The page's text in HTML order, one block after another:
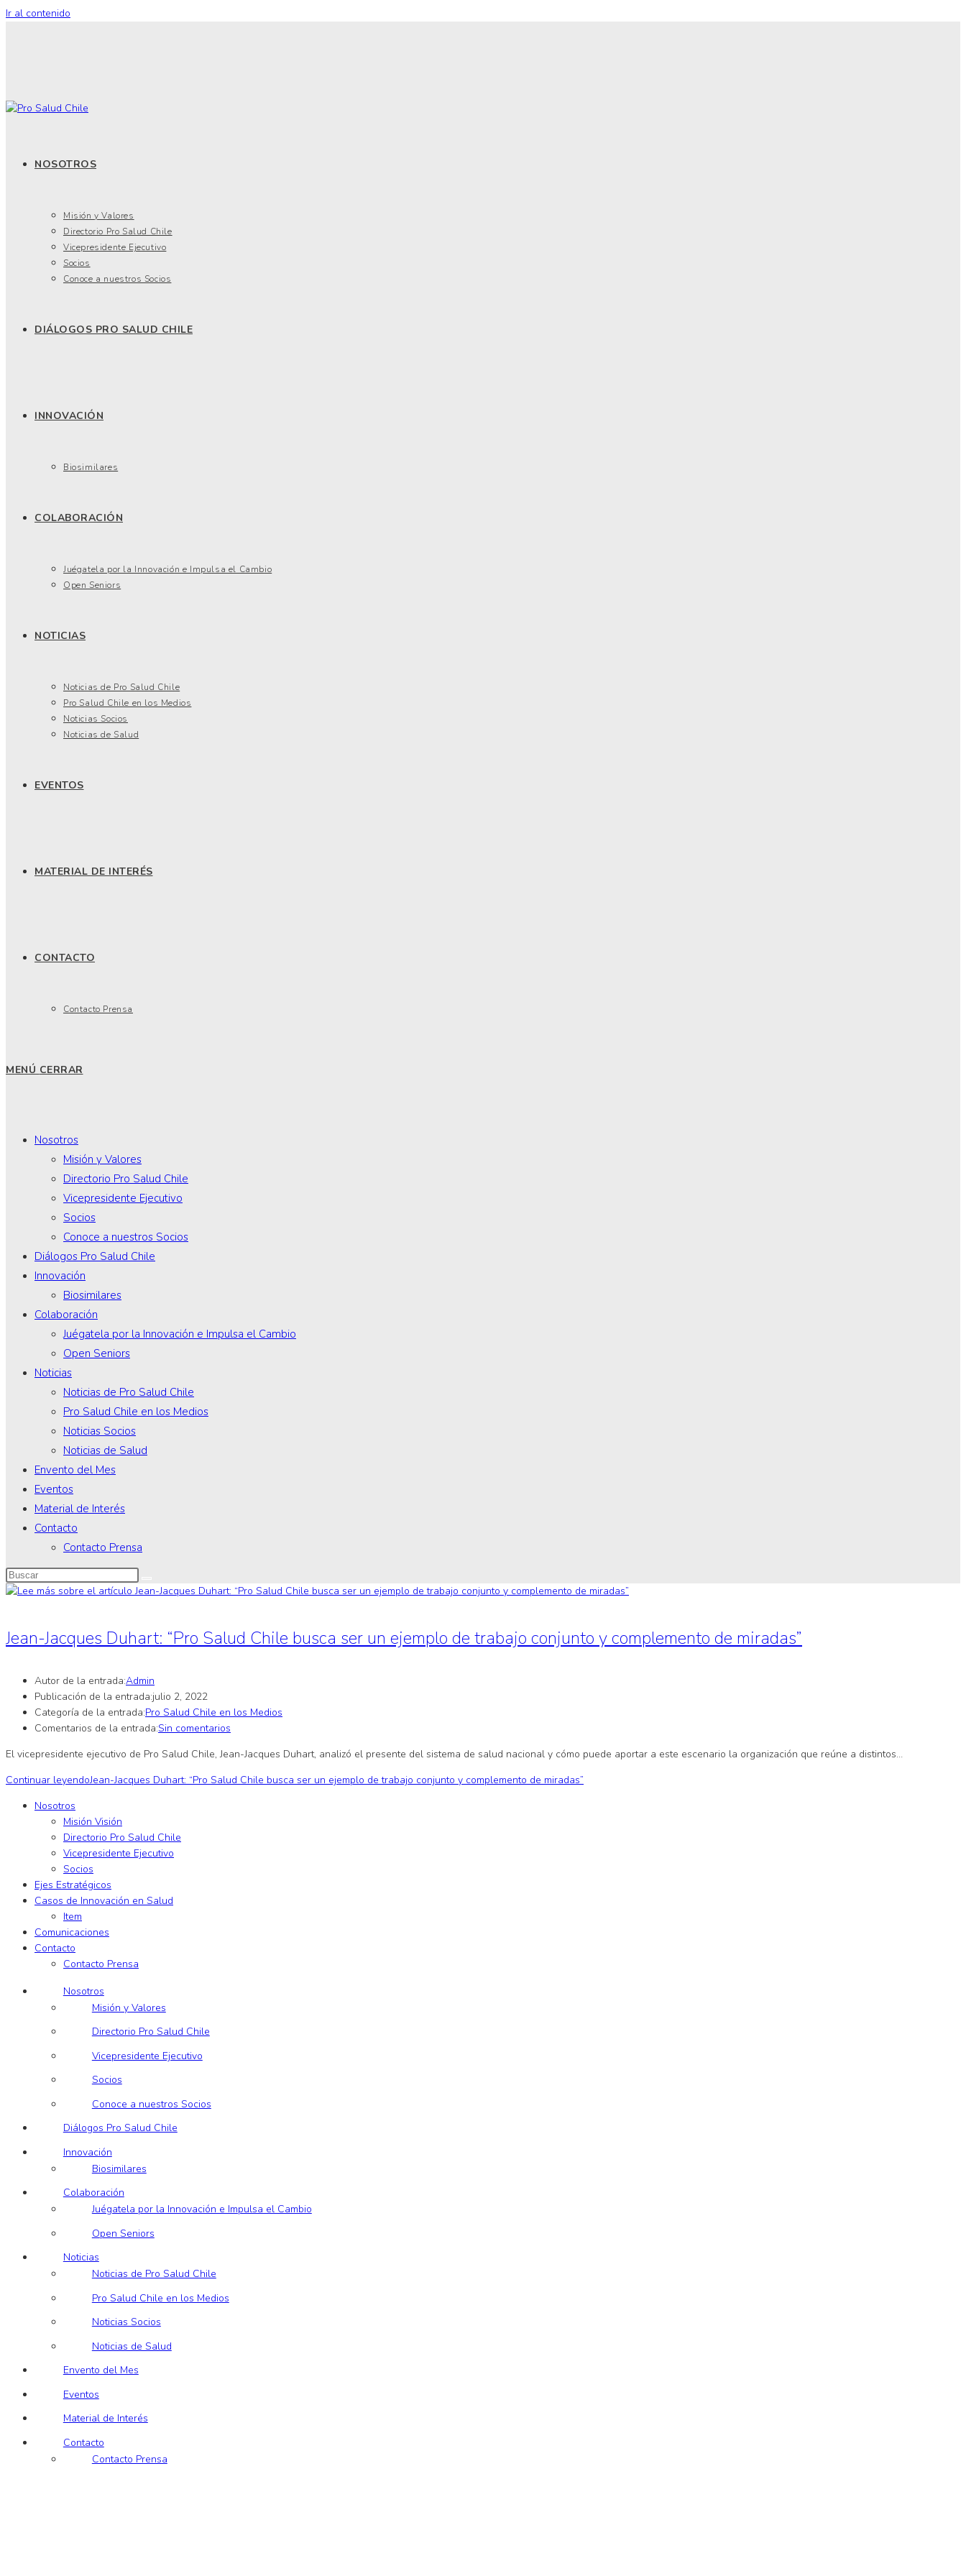
Ir al contenido
NOSOTROS
Misión y Valores
Directorio Pro Salud Chile
Vicepresidente Ejecutivo
Socios
Conoce a nuestros Socios
DIÁLOGOS PRO SALUD CHILE
INNOVACIÓN
Biosimilares
COLABORACIÓN
Juégatela por la Innovación e Impulsa el Cambio
Open Seniors
NOTICIAS
Noticias de Pro Salud Chile
Pro Salud Chile en los Medios
Noticias Socios
Noticias de Salud
EVENTOS
MATERIAL DE INTERÉS
CONTACTO
Contacto Prensa
MENÚ CERRAR
Nosotros
Misión y Valores
Directorio Pro Salud Chile
Vicepresidente Ejecutivo
Socios
Conoce a nuestros Socios
Diálogos Pro Salud Chile
Innovación
Biosimilares
Colaboración
Juégatela por la Innovación e Impulsa el Cambio
Open Seniors
Noticias
Noticias de Pro Salud Chile
Pro Salud Chile en los Medios
Noticias Socios
Noticias de Salud
Envento del Mes
Eventos
Material de Interés
Contacto
Contacto Prensa
Jean-Jacques Duhart: “Pro Salud Chile busca ser un ejemplo de trabajo conjunto y complemento de miradas”
Autor de la entrada:Admin
Publicación de la entrada:julio 2, 2022
Categoría de la entrada:Pro Salud Chile en los Medios
Comentarios de la entrada:Sin comentarios
El vicepresidente ejecutivo de Pro Salud Chile, Jean-Jacques Duhart, analizó el presente del sistema de salud nacional y cómo puede aportar a este escenario la organización que reúne a distintos…
Continuar leyendoJean-Jacques Duhart: “Pro Salud Chile busca ser un ejemplo de trabajo conjunto y complemento de miradas”
Nosotros
Misión Visión
Directorio Pro Salud Chile
Vicepresidente Ejecutivo
Socios
Ejes Estratégicos
Casos de Innovación en Salud
Item
Comunicaciones
Contacto
Contacto Prensa
Nosotros
Misión y Valores
Directorio Pro Salud Chile
Vicepresidente Ejecutivo
Socios
Conoce a nuestros Socios
Diálogos Pro Salud Chile
Innovación
Biosimilares
Colaboración
Juégatela por la Innovación e Impulsa el Cambio
Open Seniors
Noticias
Noticias de Pro Salud Chile
Pro Salud Chile en los Medios
Noticias Socios
Noticias de Salud
Envento del Mes
Eventos
Material de Interés
Contacto
Contacto Prensa